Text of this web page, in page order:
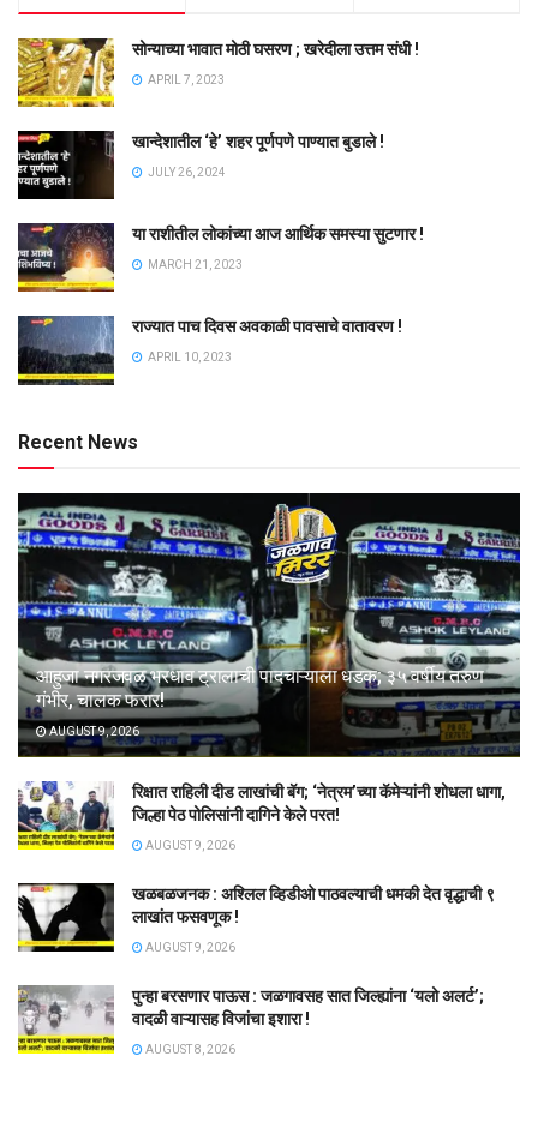
सोन्याच्या भावात मोठी घसरण ; खरेदीला उत्तम संधी !
APRIL 7, 2023
खान्देशातील ‘हे’ शहर पूर्णपणे पाण्यात बुडाले !
JULY 26, 2024
या राशीतील लोकांच्या आज आर्थिक समस्या सुटणार !
MARCH 21, 2023
राज्यात पाच दिवस अवकाळी पावसाचे वातावरण !
APRIL 10, 2023
Recent News
आहुजा नगरजवळ भरधाव ट्रालाची पादचाऱ्याला धडक; ३५ वर्षीय तरुण
गंभीर, चालक फरार!
AUGUST 9, 2026
रिक्षात राहिली दीड लाखांची बॅग; ‘नेत्रम’च्या कॅमेऱ्यांनी शोधला धागा,
जिल्हा पेठ पोलिसांनी दागिने केले परत!
AUGUST 9, 2026
खळबळजनक : अश्लिल व्हिडीओ पाठवल्याची धमकी देत वृद्धाची ९
लाखांत फसवणूक !
AUGUST 9, 2026
पुन्हा बरसणार पाऊस : जळगावसह सात जिल्ह्यांना ‘यलो अलर्ट’;
वादळी वाऱ्यासह विजांचा इशारा !
AUGUST 8, 2026